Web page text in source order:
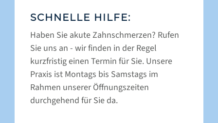
SCHNELLE HILFE:
Haben Sie akute Zahnschmerzen? Rufen
Sie uns an - wir finden in der Regel
kurzfristig einen Termin für Sie. Unsere
Praxis ist Montags bis Samstags im
Rahmen unserer Öffnungszeiten
durchgehend für Sie da.